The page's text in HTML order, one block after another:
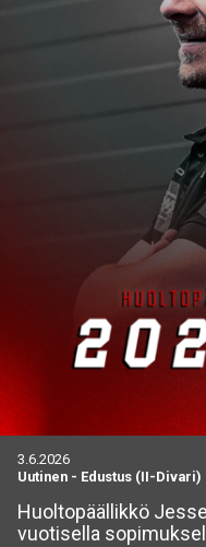
3.6.2026
Uutinen - Edustus (II-Divari)
Huoltopäällikkö
vuotisella